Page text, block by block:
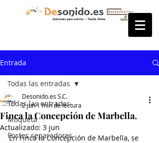
Entrada
Todas las entradas
Moqueta
Postes separadores
Todas las entradas
Finca la Concepción de Marbella.
Desonido.es S.C.
2 jun1 min de lectura
Actualizado: 3 jun
En Finca la Concepción de Marbella, se